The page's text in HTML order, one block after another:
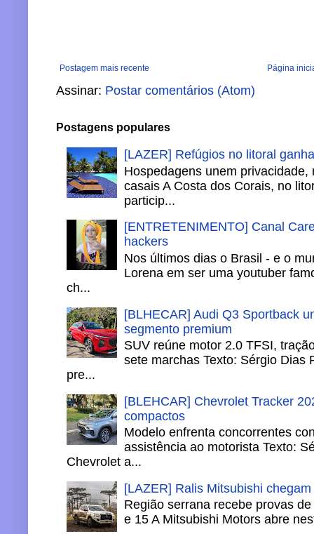
Postagem mais recente Página
Assinar: Postar comentários (Atom)
Postagens populares
[LAZER] Refúgios no litoral
Hospedagens unem
casais A Costa dos Corais, no
particip...
[ENTRETENIMENTO] Canal
hackers
Nos últimos dias o Brasil - e o
Lorena em ser uma youtuber
ch...
[BLHECAR] Audi Q3 Sportback
segmento premium
SUV reúne motor 2.0 TFSI,
sete marchas Texto: Sérgio Dias
pre...
[BLEHCAR] Chevrolet Tracker
compactos
Modelo enfrenta concorrentes
assistência ao motorista Texto:
Chevrolet a...
[LAZER] Ralis Mitsubishi
Região serrana recebe provas
e 15 A Mitsubishi Motors abre